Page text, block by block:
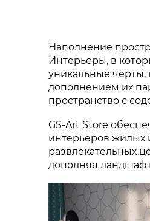
Наполнение
Интерьеры, в
уникальные черты,
дополнением их
пространство с
GS-Art Store
интерьеров жилых
развлекательных
дополняя